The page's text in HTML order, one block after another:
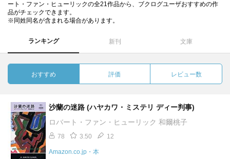
ート・ファン・ヒューリックの全21作品から、ブクログユーザおすすめの作
品がチェックできます。
※同姓同名が含まれる場合があります。
ランキング 新刊 文庫
おすすめ 評価 レビュー数
沙蘭の迷路 (ハヤカワ・ミステリ ディー判事)
ロバート・ファン・ヒューリック 和爾桃子
78 3.50 12
Amazon.co.jp・本